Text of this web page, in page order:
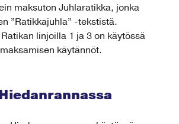
maksuton Juhlaratikka, jonka
”Ratikkajuhla” -tekstistä.
linjoilla 1 ja 3 on käytössä
käytännöt.